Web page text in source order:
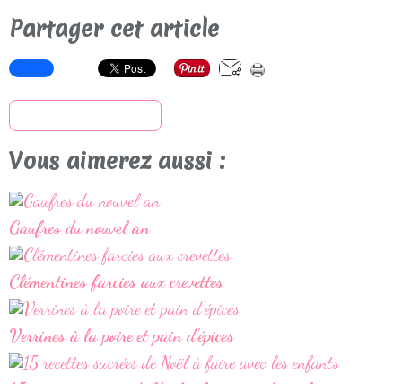
Partager cet article
Vous aimerez aussi :
Gaufres du nouvel an
Clémentines farcies aux crevettes
Verrines à la poire et pain d'épices